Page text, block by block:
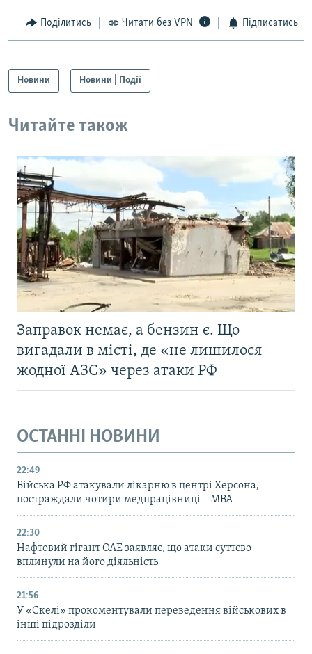
Поділитись Читати без VPN Підписатись
Новини Новини | Події
Читайте також
Заправок немає, а бензин є. Що
вигадали в місті, де «не лишилося
жодної АЗС» через атаки РФ
ОСТАННІ НОВИНИ
22:49
Війська РФ атакували лікарню в центрі Херсона,
постраждали чотири медпрацівниці – МВА
22:30
Нафтовий гігант ОАЕ заявляє, що атаки суттєво
вплинули на його діяльність
21:56
У «Скелі» прокоментували переведення військових в
інші підрозділи